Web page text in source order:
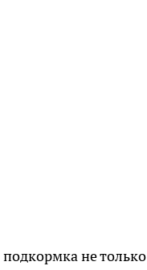
подкормка не только